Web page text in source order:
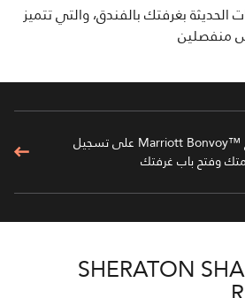
الحديثة بغرفتك بالفندق، والتي تتميز
منفصلين
يعمل تطبيق برنامج ™Marriott Bonvoy على تسجيل
وفتح باب غرفتك
SHERATON